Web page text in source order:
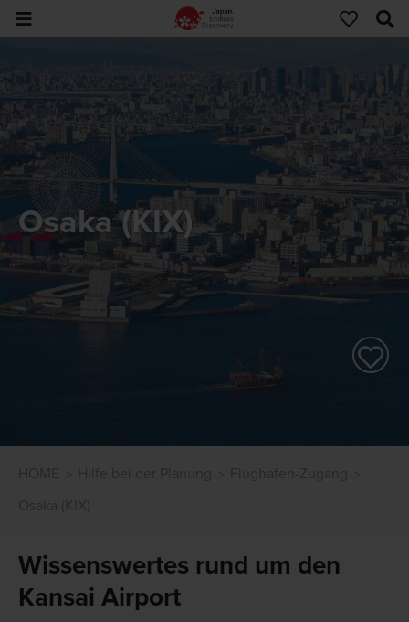
Osaka (KIX)
Wissenswertes rund um den
Kansai Airport